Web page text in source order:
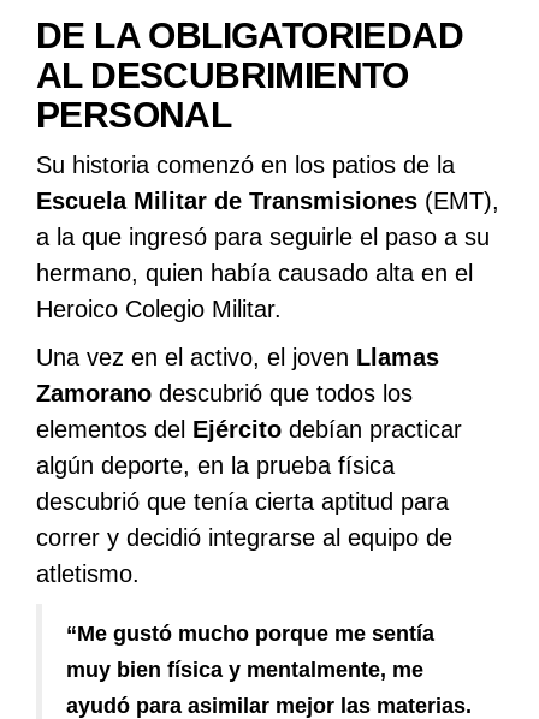
DE LA OBLIGATORIEDAD
AL DESCUBRIMIENTO
PERSONAL
Su historia comenzó en los patios de la
Escuela Militar de Transmisiones (EMT),
a la que ingresó para seguirle el paso a su
hermano, quien había causado alta en el
Heroico Colegio Militar.
Una vez en el activo, el joven Llamas
Zamorano descubrió que todos los
elementos del Ejército debían practicar
algún deporte, en la prueba física
descubrió que tenía cierta aptitud para
correr y decidió integrarse al equipo de
atletismo.
“Me gustó mucho porque me sentía
muy bien física y mentalmente, me
ayudó para asimilar mejor las materias.